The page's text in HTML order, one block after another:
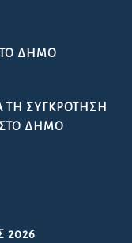
ΔΉΜΟ
ΤΗ ΣΥΓΚΡΌΤΗΣΗ
ΔΉΜΟ